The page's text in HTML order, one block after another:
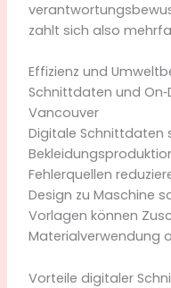
zahlt sich also
Effizienz und
Schnittdaten und
Vancouver
Digitale Schnittdaten
Fehlerquellen
Design zu Maschine
Vorlagen können
Materialverwendung
Vorteile digitaler